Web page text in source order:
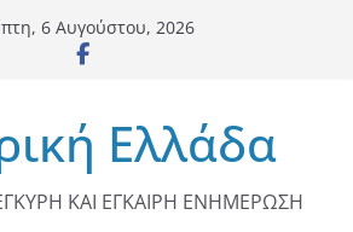
6 Αυγούστου, 2026
Ελλάδα
ΚΑΙ ΕΓΚΑΙΡΗ ΕΝΗΜΕΡΩΣΗ